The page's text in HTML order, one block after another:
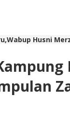
Husni